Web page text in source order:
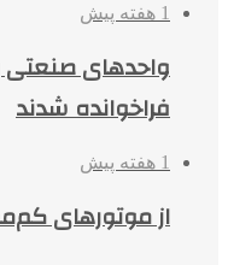
1 هفته پیش
واحدهای صنعتی
فراخوانده شدند
1 هفته پیش
از موتورهای